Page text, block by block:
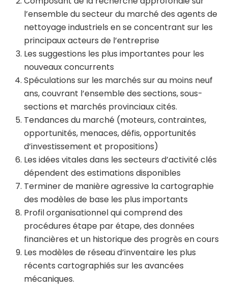
l’ensemble du secteur du marché des agents de
nettoyage industriels en se concentrant sur les
principaux acteurs de l’entreprise
Les suggestions les plus importantes pour les
nouveaux concurrents
Spéculations sur les marchés sur au moins neuf
ans, couvrant l’ensemble des sections, sous-
sections et marchés provinciaux cités.
Tendances du marché (moteurs, contraintes,
opportunités, menaces, défis, opportunités
d’investissement et propositions)
Les idées vitales dans les secteurs d’activité clés
dépendent des estimations disponibles
Terminer de manière agressive la cartographie
des modèles de base les plus importants
Profil organisationnel qui comprend des
procédures étape par étape, des données
financières et un historique des progrès en cours
Les modèles de réseau d’inventaire les plus
récents cartographiés sur les avancées
mécaniques.